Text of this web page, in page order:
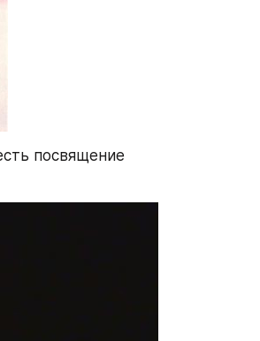
посвящение